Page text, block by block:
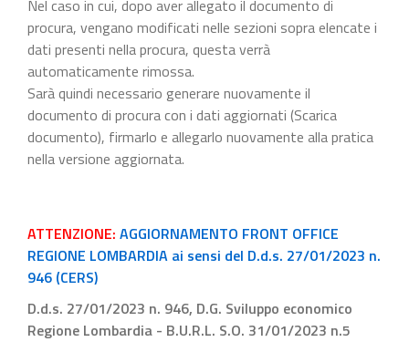
Nel caso in cui, dopo aver allegato il documento di
procura, vengano modificati nelle sezioni sopra elencate i
dati presenti nella procura, questa verrà
automaticamente rimossa.
Sarà quindi necessario generare nuovamente il
documento di procura con i dati aggiornati (Scarica
documento), firmarlo e allegarlo nuovamente alla pratica
nella versione aggiornata.
ATTENZIONE: AGGIORNAMENTO FRONT OFFICE
REGIONE LOMBARDIA ai sensi del D.d.s. 27/01/2023 n.
946 (CERS)
D.d.s. 27/01/2023 n. 946, D.G. Sviluppo economico
Regione Lombardia - B.U.R.L. S.O. 31/01/2023 n.5